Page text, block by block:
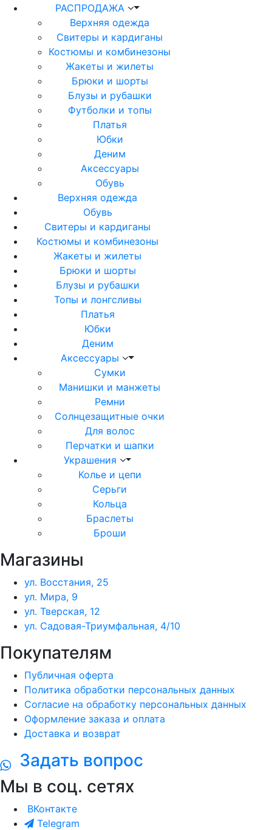
РАСПРОДАЖА
Верхняя одежда
Свитеры и кардиганы
Костюмы и комбинезоны
Жакеты и жилеты
Брюки и шорты
Блузы и рубашки
Футболки и топы
Платья
Юбки
Деним
Аксессуары
Обувь
Верхняя одежда
Обувь
Свитеры и кардиганы
Костюмы и комбинезоны
Жакеты и жилеты
Брюки и шорты
Блузы и рубашки
Топы и лонгсливы
Платья
Юбки
Деним
Аксессуары
Сумки
Манишки и манжеты
Ремни
Солнцезащитные очки
Для волос
Перчатки и шапки
Украшения
Колье и цепи
Серьги
Кольца
Браслеты
Броши
Магазины
ул. Восстания, 25
ул. Мира, 9
ул. Тверская, 12
ул. Садовая-Триумфальная, 4/10
Покупателям
Публичная оферта
Политика обработки персональных данных
Согласие на обработку персональных данных
Оформление заказа и оплата
Доставка и возврат
Задать вопрос
Мы в соц. сетях
ВКонтакте
Telegram